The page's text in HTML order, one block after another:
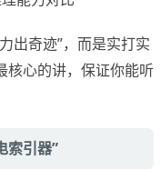
出奇迹”，而是实打实
核心的讲，保证你能听
索引器”